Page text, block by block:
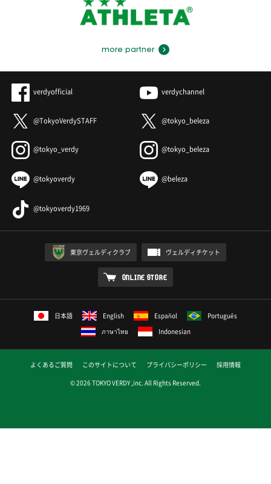
more partner
verdyofficial verdychannel
@TokyoVerdySTAFF @tokyo_beleza
@tokyo_verdy @tokyo_beleza
@tokyoverdy @beleza
@tokyoverdy1969
東京ヴェルディクラブ ヴェルディチケット
ONLINE STORE
日本語 English Español
Português
ภาษาไทย
Indonesian
よくあるご質問 このサイトについて プライバシーポリシー
採用情報
© 2026 TOKYO VERDY ,inc. All Rights Reserved.